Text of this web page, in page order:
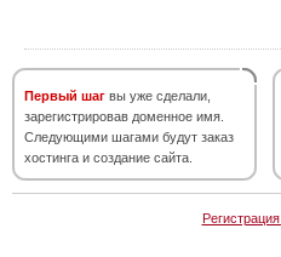
Первый шаг вы уже сделали,
зарегистрировав доменное имя.
Следующими шагами будут заказ
хостинга и создание сайта.